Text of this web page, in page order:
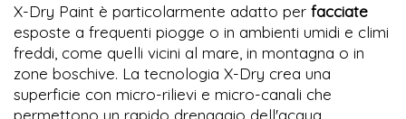
X-Dry Paint è particolarmente adatto per facciate
esposte a frequenti piogge o in ambienti umidi e climi
freddi, come quelli vicini al mare, in montagna o in
zone boschive. La tecnologia X-Dry crea una
superficie con micro-rilievi e micro-canali che
permettono un rapido drenaggio dell'acqua,